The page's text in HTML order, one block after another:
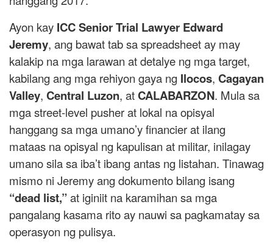
Ayon kay ICC Senior Trial Lawyer Edward
Jeremy, ang bawat tab sa spreadsheet ay may
kalakip na mga larawan at detalye ng mga target,
kabilang ang mga rehiyon gaya ng Ilocos, Cagayan
Valley, Central Luzon, atCALABARZON. Mula sa
mga street-level pusher at lokal na opisyal
hanggang sa mga umano’y financier at ilang
mataas na opisyal ng kapulisan at militar, inilagay
umano sila sa iba’t ibang antas ng listahan. Tinawag
mismo ni Jeremy ang dokumento bilang isang
“dead list,”at iginiit na karamihan sa mga
pangalang kasama rito ay nauwi sa pagkamatay sa
operasyon ng pulisya.